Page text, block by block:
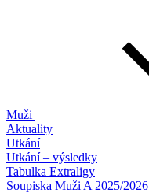
Muži
Aktuality
Utkání
Utkání – výsledky
Tabulka Extraligy
Soupiska Muži A 2025/2026